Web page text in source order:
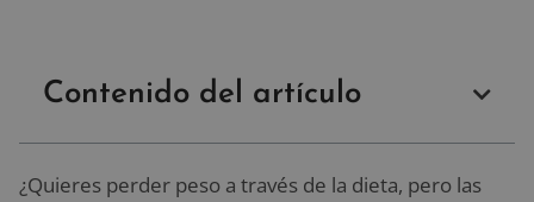
Contenido del artículo
¿Quieres perder peso a través de la dieta, pero las